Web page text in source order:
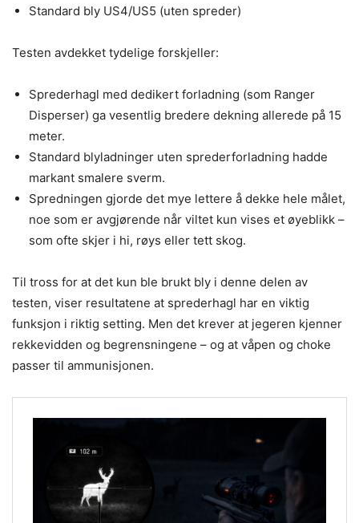
Standard bly US4/US5 (uten spreder)
Testen avdekket tydelige forskjeller:
Sprederhagl med dedikert forladning (som Ranger
Disperser) ga vesentlig bredere dekning allerede på 15
meter.
Standard blyladninger uten sprederforladning hadde
markant smalere sverm.
Spredningen gjorde det mye lettere å dekke hele målet,
noe som er avgjørende når viltet kun vises et øyeblikk –
som ofte skjer i hi, røys eller tett skog.
Til tross for at det kun ble brukt bly i denne delen av
testen, viser resultatene at sprederhagl har en viktig
funksjon i riktig setting. Men det krever at jegeren kjenner
rekkevidden og begrensningene – og at våpen og choke
passer til ammunisjonen.